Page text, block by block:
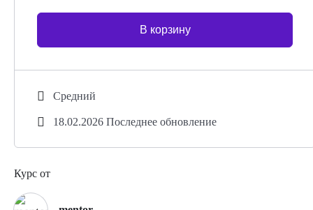
В корзину
Средний
18.02.2026 Последнее обновление
Курс от